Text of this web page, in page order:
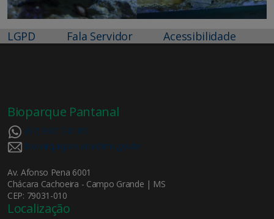
LGPD Fala Servidor Acessibilidade
Bioparque Pantanal
(67) 99217-8189
bioparquepantanal@ms.gov.br
Av. Afonso Pena 6001
Chácara Cachoeira - Campo Grande | MS
CEP: 79031-010
Localização